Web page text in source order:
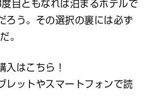
目ともなれば泊まるホテルで
ろう。その選択の裏には必ず
。
はこちら！
レットやスマートフォンで読